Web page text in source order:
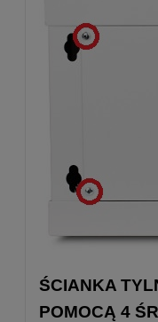
ŚCIANKA
POMOCĄ 4